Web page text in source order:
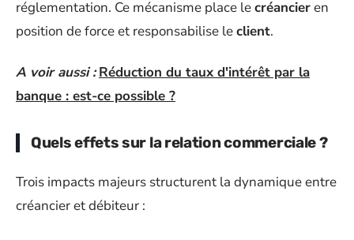
réglementation. Ce mécanisme place lecréancieren
position de force et responsabilise leclient.
A voir aussi : Réduction du taux d'intérêt par la
banque : est-ce possible ?
Quels effets sur la relation commerciale ?
Trois impacts majeurs structurent la dynamique entre
créancier et débiteur :